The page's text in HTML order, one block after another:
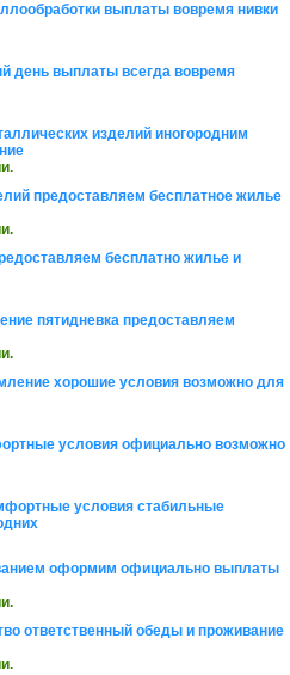
выплаты вовремя нивки
день выплаты всегда вовремя
изделий иногородним
предоставляем бесплатное жилье
бесплатно жилье и
пятидневка предоставляем
хорошие условия возможно для
условия официально возможно
условия стабильные
оформим официально выплаты
ответственный обеды и проживание